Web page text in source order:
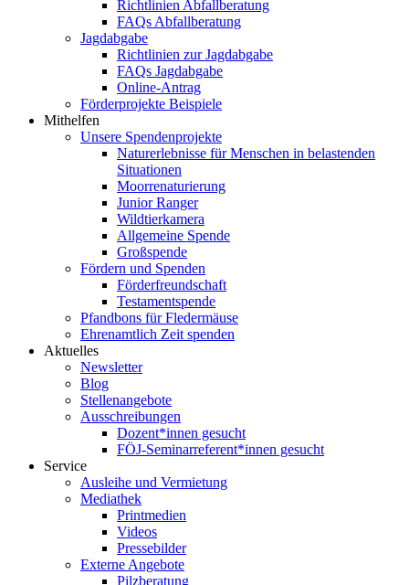
Richtlinien Abfallberatung
FAQs Abfallberatung
Jagdabgabe
Richtlinien zur Jagdabgabe
FAQs Jagdabgabe
Online-Antrag
Förderprojekte Beispiele
Mithelfen
Unsere Spendenprojekte
Naturerlebnisse für Menschen in belastenden
Situationen
Moorrenaturierung
Junior Ranger
Wildtierkamera
Allgemeine Spende
Großspende
Fördern und Spenden
Förderfreundschaft
Testamentspende
Pfandbons für Fledermäuse
Ehrenamtlich Zeit spenden
Aktuelles
Newsletter
Blog
Stellenangebote
Ausschreibungen
Dozent*innen gesucht
FÖJ-Seminarreferent*innen gesucht
Service
Ausleihe und Vermietung
Mediathek
Printmedien
Videos
Pressebilder
Externe Angebote
Pilzberatung